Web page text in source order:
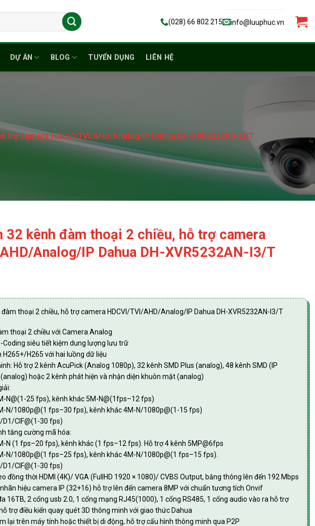
(028) 66 802 215 info@luuphuc.vn
DỰ ÁN BLOG TUYỂN DỤNG LIÊN HỆ
trợ camera HDCVI/TVI/AHD/Analog/IP Dahua DH-XVR5232AN-I3/T
32 kênh đàm thoại 2 chiều, hỗ trợ camera
Analog/IP Dahua DH-XVR5232AN-I3/T
thoại 2 chiều, hỗ trợ camera HDCVI/TVI/AHD/Analog/IP Dahua DH-XVR5232AN-I3/T
thoại 2 chiều với Camera Analog
Coding siêu tiết kiệm dung lượng lưu trữ
H265+/H265 với hai luồng dữ liệu
Hỗ trợ 2 kênh AcuPick (Analog 1080p), 32 kênh SMD Plus (analog), 48 kênh SMD (IP
hoặc 2 kênh phát hiện và nhận diện khuôn mặt (analog)
N@(1-25 fps), kênh khác 5M-N@(1fps–12 fps)
N/1080p@(1 fps–30 fps), kênh khác 4M-N/1080p@(1-15 fps)
CIF@(1-30 fps)
tăng cường mã hóa:
N (1 fps–20 fps), kênh khác (1 fps–12 fps). Hỗ trợ 4 kênh 5MP@6fps
N/1080p@(1 fps–25 fps), kênh khác 4M-N/1080p@(1 fps–15 fps).
CIF@(1-30 fps)
đồng thời HDMI (4K)/ VGA (FullHD 1920 × 1080)/ CVBS Output, băng thông lên đến 192 Mbps
nhãn hiệu camera IP (32+16) hỗ trợ lên đến camera 8MP với chuẩn tương tích Onvif
16TB, 2 cổng usb 2.0, 1 cổng mạng RJ45(1000), 1 cổng RS485, 1 cổng audio vào ra hỗ trợ
trợ điều kiển quay quét 3D thông minh với giao thức Dahua
lại trên máy tính hoặc thiết bị di động, hỗ trợ cấu hình thông minh qua P2P